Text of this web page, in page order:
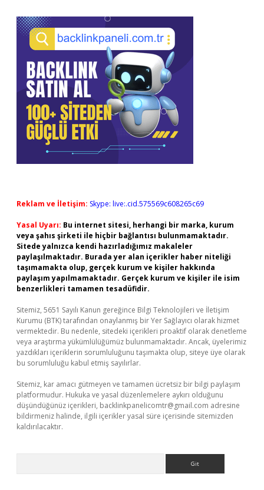
Reklam ve İletişim: Skype: live:.cid.575569c608265c69
Yasal Uyarı: Bu internet sitesi, herhangi bir marka, kurum
veya şahıs şirketi ile hiçbir bağlantısı bulunmamaktadır.
Sitede yalnızca kendi hazırladığımız makaleler
paylaşılmaktadır. Burada yer alan içerikler haber niteliği
taşımamakta olup, gerçek kurum ve kişiler hakkında
paylaşım yapılmamaktadır. Gerçek kurum ve kişiler ile isim
benzerlikleri tamamen tesadüfidir.
Sitemiz, 5651 Sayılı Kanun gereğince Bilgi Teknolojileri ve İletişim
Kurumu (BTK) tarafından onaylanmış bir Yer Sağlayıcı olarak hizmet
vermektedir. Bu nedenle, sitedeki içerikleri proaktif olarak denetleme
veya araştırma yükümlülüğümüz bulunmamaktadır. Ancak, üyelerimiz
yazdıkları içeriklerin sorumluluğunu taşımakta olup, siteye üye olarak
bu sorumluluğu kabul etmiş sayılırlar.
Sitemiz, kar amacı gütmeyen ve tamamen ücretsiz bir bilgi paylaşım
platformudur. Hukuka ve yasal düzenlemelere aykırı olduğunu
düşündüğünüz içerikleri, backlinkpanelicomtr@gmail.com adresine
bildirmeniz halinde, ilgili içerikler yasal süre içerisinde sitemizden
kaldırılacaktır.